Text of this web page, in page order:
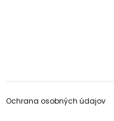
Ochrana osobných údajov